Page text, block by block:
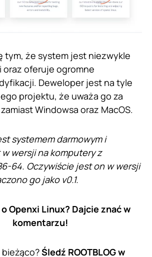
tym, że system jest niezwykle
oraz oferuje ogromne
Deweloper jest na tyle
projektu, że uważa go za
Windowsa oraz MacOS.
systemem darmowym i
wersji na komputery z
64. Oczywiście jest on w wersji
go jako v0.1.
Openxi Linux? Dajcie znać w
komentarzu!
Śledź ROOTBLOG w